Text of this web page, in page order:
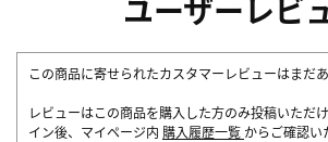
ユーザーレビ
この商品に寄せられたカスタマーレビューはまだあ
レビューはこの商品を購入した方のみ投稿いただ
イン後、マイページ内 購入履歴一覧 からご確認い